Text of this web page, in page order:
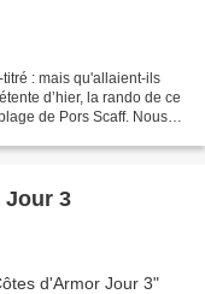
: mais qu'allaient-ils
d’hier, la rando de ce
de Pors Scaff. Nous
Jour 3